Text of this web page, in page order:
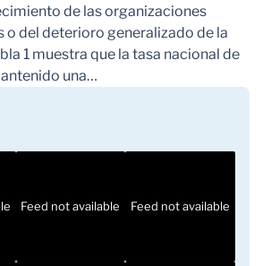
de las organizaciones
o del deterioro generalizado de la
1 muestra que la tasa nacional de
una…
Feed not available Feed not available